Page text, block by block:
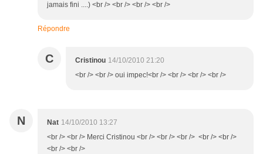
jamais fini ....) <br /> <br /> <br /> <br />
Répondre
C Cristinou 14/10/2010 21:20
<br /> <br /> oui impec!<br /> <br /> <br /> <br />
N Nat 14/10/2010 13:27
<br /> <br /> Merci Cristinou <br /> <br /> <br /> <br /> <br />
<br /> <br />